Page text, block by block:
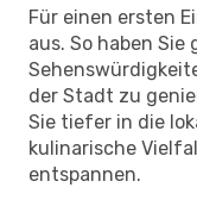
Für einen ersten
aus. So haben
der Stadt zu
Sie tiefer in die
kulinarische
entspannen.